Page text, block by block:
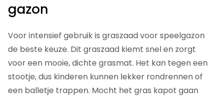
gazon
Voor intensief gebruik is graszaad voor speelgazon
de beste keuze. Dit graszaad kiemt snel en zorgt
voor een mooie, dichte grasmat. Het kan tegen een
stootje, dus kinderen kunnen lekker rondrennen of
een balletje trappen. Mocht het gras kapot gaan